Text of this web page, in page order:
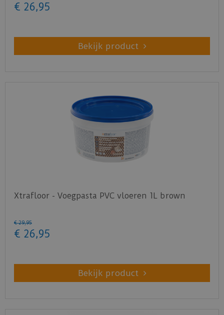
€ 26,95
Bekijk product
Xtrafloor - Voegpasta PVC vloeren 1L brown
€ 29,95
€ 26,95
Bekijk product